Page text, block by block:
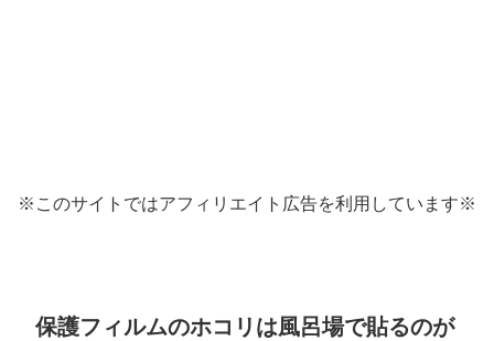
※このサイトではアフィリエイト広告を利用しています※
保護フィルムのホコリは風呂場で貼るのが